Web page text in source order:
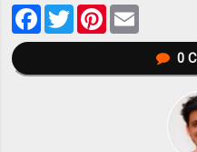
Facebook
TwitterPinterest
0